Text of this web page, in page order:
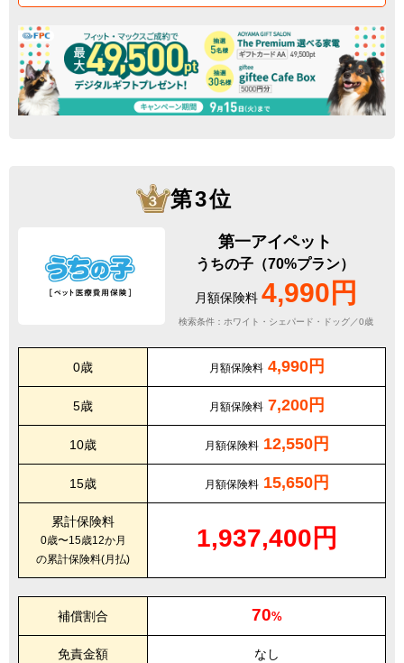
第3位
第一アイペット
うちの子（70%プラン）
月額保険料 4,990円
検索条件：ホワイト・シェパード・ドッグ／0歳
0歳 月額保険料 4,990円
5歳 月額保険料 7,200円
10歳 月額保険料 12,550円
15歳 月額保険料 15,650円
累計保険料
0歳〜15歳12か月
の累計保険料(月払)
1,937,400円
補償割合 70%
免責金額 なし